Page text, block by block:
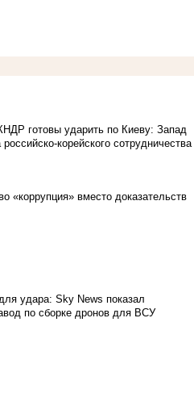
готовы ударить по Киеву: Запад
российско-корейского сотрудничества
«коррупция» вместо доказательств
удара: Sky News показал
по сборке дронов для ВСУ